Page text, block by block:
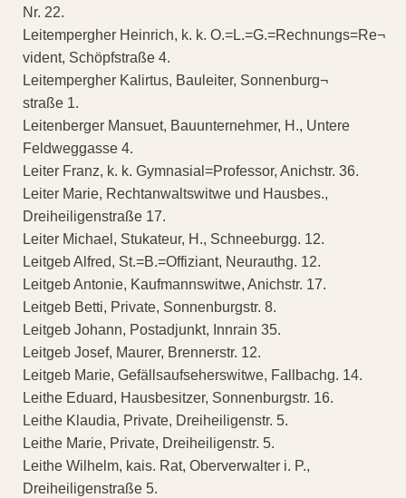
Nr. 22.
Leitempergher Heinrich, k. k. O.=L.=G.=Rechnungs=Re¬
vident, Schöpfstraße 4.
Leitempergher Kalirtus, Bauleiter, Sonnenburg¬
straße 1.
Leitenberger Mansuet, Bauunternehmer, H., Untere
Feldweggasse 4.
Leiter Franz, k. k. Gymnasial=Professor, Anichstr. 36.
Leiter Marie, Rechtanwaltswitwe und Hausbes.,
Dreiheiligenstraße 17.
Leiter Michael, Stukateur, H., Schneeburgg. 12.
Leitgeb Alfred, St.=B.=Offiziant, Neurauthg. 12.
Leitgeb Antonie, Kaufmannswitwe, Anichstr. 17.
Leitgeb Betti, Private, Sonnenburgstr. 8.
Leitgeb Johann, Postadjunkt, Innrain 35.
Leitgeb Josef, Maurer, Brennerstr. 12.
Leitgeb Marie, Gefällsaufseherswitwe, Fallbachg. 14.
Leithe Eduard, Hausbesitzer, Sonnenburgstr. 16.
Leithe Klaudia, Private, Dreiheiligenstr. 5.
Leithe Marie, Private, Dreiheiligenstr. 5.
Leithe Wilhelm, kais. Rat, Oberverwalter i. P.,
Dreiheiligenstraße 5.